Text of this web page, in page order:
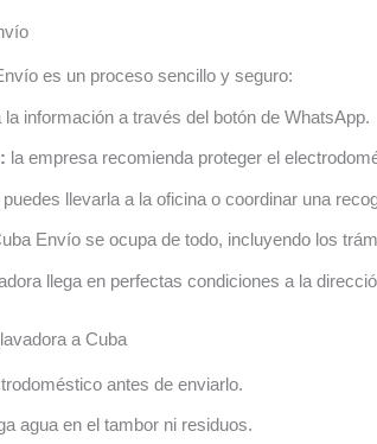
es un proceso sencillo y seguro:
la información a través del botón de WhatsApp.
la empresa recomienda proteger el
puedes llevarla a la oficina o coordinar una
Envío se ocupa de todo, incluyendo los
llega en perfectas condiciones a la
a Cuba
antes de enviarlo.
agua en el tambor ni residuos.